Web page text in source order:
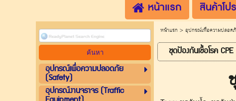
หน้าแรก สินค้าโป
อุปกรณ์เพื่อความปลอดภัย
(Safety)
อุปกรณ์งานจราจร (Traffic
หน้าแรก> อุปกรณ์เพื่อความปลอด
ชุดป้องกันเชื้อโรค CPE